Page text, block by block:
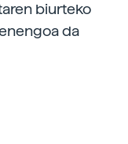
biurteko
da